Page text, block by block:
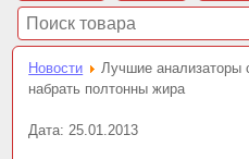
Новости
Лучшие анализаторы
набрать полтонны жира
Дата:25.01.2013